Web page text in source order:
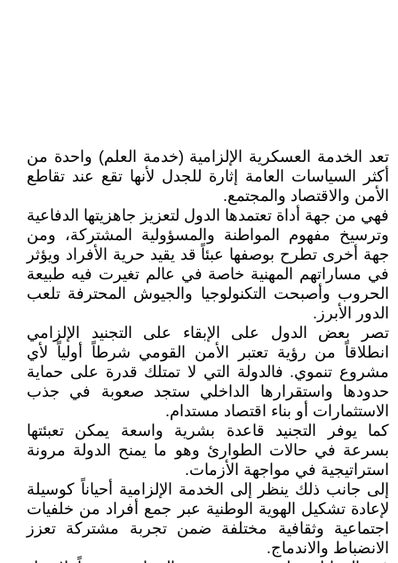
تعد الخدمة العسكرية الإلزامية (خدمة العلم) واحدة من
أكثر السياسات العامة إثارة للجدل لأنها تقع عند تقاطع
الأمن والاقتصاد والمجتمع.
فهي من جهة أداة تعتمدها الدول لتعزيز جاهزيتها الدفاعية
وترسيخ مفهوم المواطنة والمسؤولية المشتركة، ومن
جهة أخرى تطرح بوصفها عبئاً قد يقيد حرية الأفراد ويؤثر
في مساراتهم المهنية خاصة في عالم تغيرت فيه طبيعة
الحروب وأصبحت التكنولوجيا والجيوش المحترفة تلعب
الدور الأبرز.
تصر بعض الدول على الإبقاء على التجنيد الإلزامي
انطلاقاً من رؤية تعتبر الأمن القومي شرطاً أولياً لأي
مشروع تنموي. فالدولة التي لا تمتلك قدرة على حماية
حدودها واستقرارها الداخلي ستجد صعوبة في جذب
الاستثمارات أو بناء اقتصاد مستدام.
كما يوفر التجنيد قاعدة بشرية واسعة يمكن تعبئتها
بسرعة في حالات الطوارئ وهو ما يمنح الدولة مرونة
استراتيجية في مواجهة الأزمات.
إلى جانب ذلك ينظر إلى الخدمة الإلزامية أحياناً كوسيلة
لإعادة تشكيل الهوية الوطنية عبر جمع أفراد من خلفيات
اجتماعية وثقافية مختلفة ضمن تجربة مشتركة تعزز
الانضباط والاندماج.